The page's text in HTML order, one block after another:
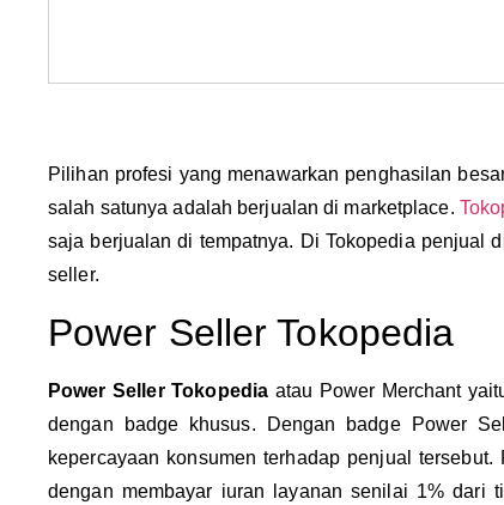
Pilihan profesi yang menawarkan penghasilan
salah satunya adalah berjualan di marketplace.
saja berjualan di tempatnya. Di Tokopedia penjual
seller.
Power Seller Tokopedia
Power Seller Tokopedia atau Power Merchant
dengan badge khusus. Dengan badge Power
kepercayaan konsumen terhadap penjual
dengan membayar iuran layanan senilai 1% dari